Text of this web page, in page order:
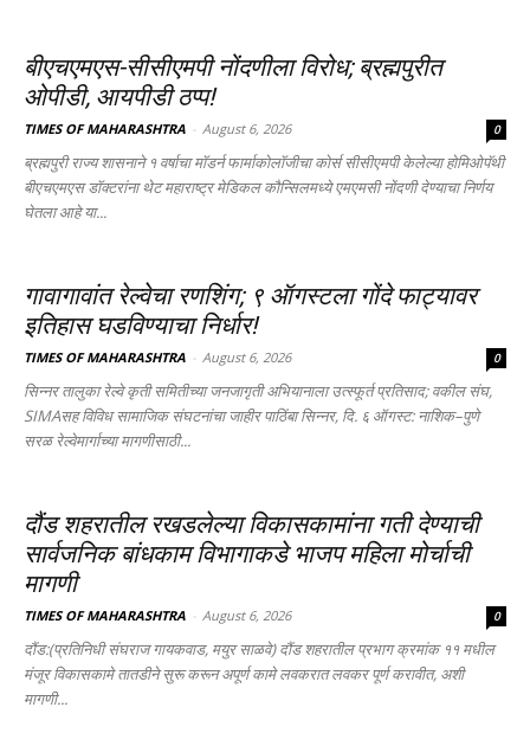
बीएचएमएस-सीसीएमपी नोंदणीला विरोध; ब्रह्मपुरीत
ओपीडी, आयपीडी ठप्प!
TIMES OF MAHARASHTRA August 6, 2026 0
ब्रह्मपुरी राज्य शासनाने १ वर्षाचा मॉडर्न फार्माकोलॉजीचा कोर्स सीसीएमपी केलेल्या होमिओपॅथी
बीएचएमएस डॉक्टरांना थेट महाराष्ट्र मेडिकल कौन्सिलमध्ये एमएमसी नोंदणी देण्याचा निर्णय
घेतला आहे या...
गावागावांत रेल्वेचा रणशिंग; ९ ऑगस्टला गोंदे फाट्यावर
इतिहास घडविण्याचा निर्धार!
TIMES OF MAHARASHTRA August 6, 2026 0
सिन्नर तालुका रेल्वे कृती समितीच्या जनजागृती अभियानाला उत्स्फूर्त प्रतिसाद; वकील संघ,
SIMAसह विविध सामाजिक संघटनांचा जाहीर पाठिंबा सिन्नर, दि. ६ ऑगस्ट: नाशिक–पुणे
सरळ रेल्वेमार्गाच्या मागणीसाठी...
दौंड शहरातील रखडलेल्या विकासकामांना गती देण्याची
सार्वजनिक बांधकाम विभागाकडे भाजप महिला मोर्चाची
मागणी
TIMES OF MAHARASHTRA August 6, 2026 0
दौंड:(प्रतिनिधी संघराज गायकवाड, मयुर साळवे) दौंड शहरातील प्रभाग क्रमांक ११ मधील
मंजूर विकासकामे तातडीने सुरू करून अपूर्ण कामे लवकरात लवकर पूर्ण करावीत, अशी
मागणी...